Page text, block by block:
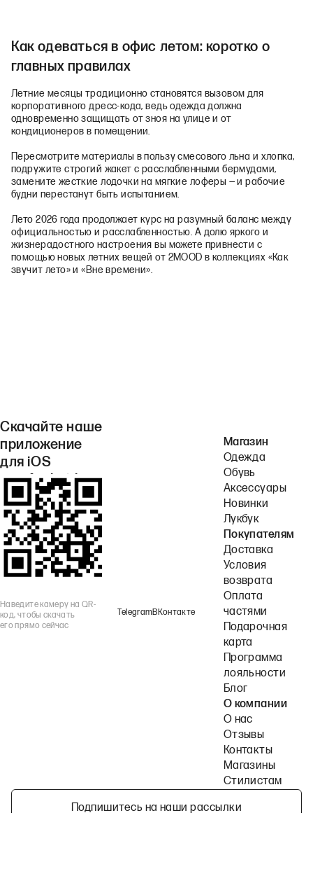
Как одеваться в офис летом: коротко о
главных правилах
Летние месяцы традиционно становятся вызовом для
корпоративного дресс‑кода, ведь одежда должна
одновременно защищать от зноя на улице и от
кондиционеров в помещении.
Пересмотрите материалы в пользу смесового льна и хлопка,
подружите строгий жакет с расслабленными бермудами,
замените жесткие лодочки на мягкие лоферы — и рабочие
будни перестанут быть испытанием.
Лето 2026 года продолжает курс на разумный баланс между
официальностью и расслабленностью. А долю яркого и
жизнерадостного настроения вы можете привнести с
помощью новых летних вещей от 2MOOD в коллекциях «Как
звучит лето» и «Вне времени».
Скачайте наше
приложение
для iOS
или Android.
Наведите камеру на QR-
код, чтобы скачать
его прямо сейчас
TelegramВКонтакте
Магазин
Одежда
Обувь
Аксессуары
Новинки
Лукбук
Покупателям
Доставка
Условия
возврата
Оплата
частями
Подарочная
карта
Программа
лояльности
Блог
О компании
О нас
Отзывы
Контакты
Магазины
Стилистам
Подпишитесь на наши рассылки